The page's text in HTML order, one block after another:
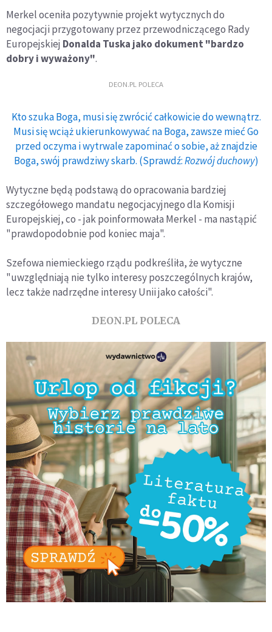
Merkel oceniła pozytywnie projekt wytycznych do
negocjacji przygotowany przez przewodniczącego Rady
Europejskiej Donalda Tuska jako dokument "bardzo
dobry i wyważony".
DEON.PL POLECA
Kto szuka Boga, musi się zwrócić całkowicie do wewnątrz.
Musi się wciąż ukierunkowywać na Boga, zawsze mieć Go
przed oczyma i wytrwale zapominać o sobie, aż znajdzie
Boga, swój prawdziwy skarb. (Sprawdź:Rozwój duchowy)
Wytyczne będą podstawą do opracowania bardziej
szczegółowego mandatu negocjacyjnego dla Komisji
Europejskiej, co - jak poinformowała Merkel - ma nastąpić
"prawdopodobnie pod koniec maja".
Szefowa niemieckiego rządu podkreśliła, że wytyczne
"uwzględniają nie tylko interesy poszczególnych krajów,
lecz także nadrzędne interesy Unii jako całości".
DEON.PL POLECA